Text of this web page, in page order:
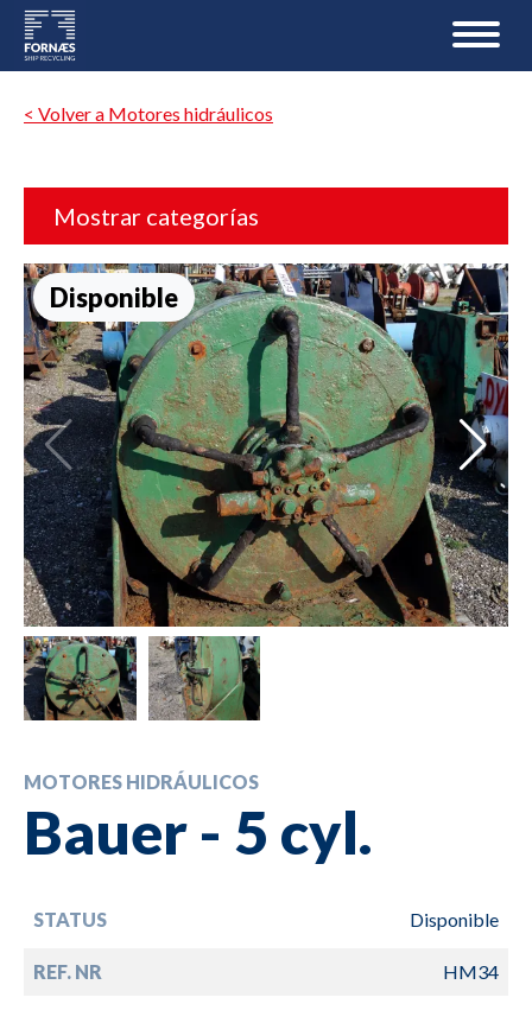
< Volver a Motores hidráulicos
Mostrar categorías
Disponible
MOTORES HIDRÁULICOS
Bauer - 5 cyl.
STATUS Disponible
REF. NR HM34